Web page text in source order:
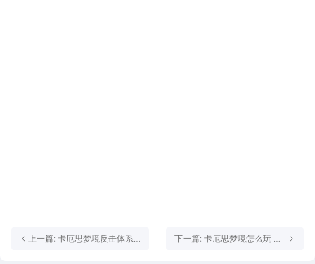
上一篇: 卡厄思梦境反击体系
下一篇: 卡厄思梦境怎么玩 卡